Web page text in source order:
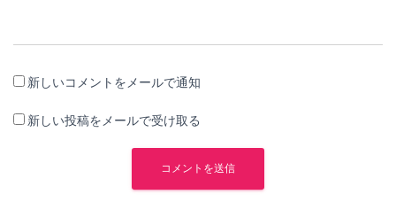
新しいコメントをメールで通知
新しい投稿をメールで受け取る